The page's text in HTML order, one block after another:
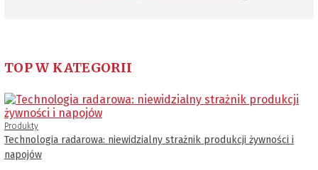
TOP W KATEGORII
Produkty
Technologia radarowa: niewidzialny strażnik produkcji żywności i
napojów